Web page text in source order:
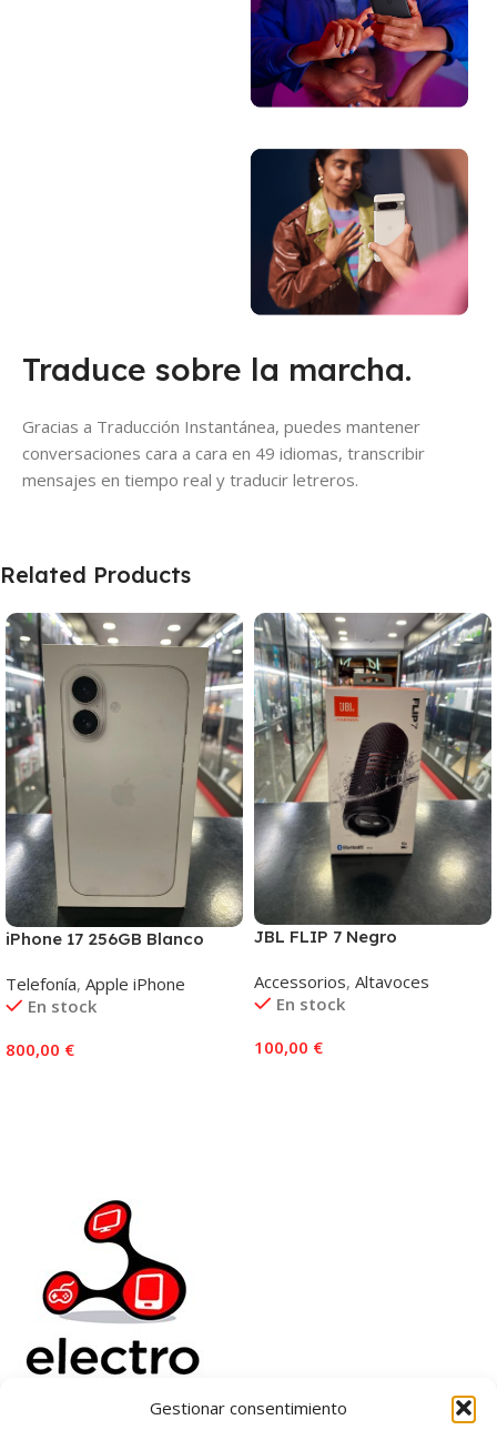
Gestionar consentimiento
Traduce sobre la marcha.
Gracias a Traducción Instantánea, puedes mantener
conversaciones cara a cara en 49 idiomas, transcribir
mensajes en tiempo real y traducir letreros.
Related Products
iPhone 17 256GB Blanco
Telefonía, Apple iPhone
En stock
800,00 €
JBL FLIP 7 Negro
Accessorios, Altavoces
En stock
100,00 €